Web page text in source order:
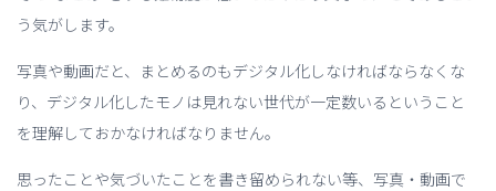
う気がします。
写真や動画だと、まとめるのもデジタル化しなければならなくな
り、デジタル化したモノは見れない世代が一定数いるということ
を理解しておかなければなりません。
思ったことや気づいたことを書き留められない等、写真・動画で